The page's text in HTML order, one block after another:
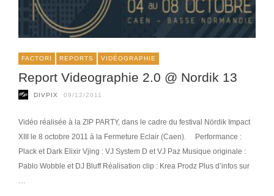
FACTORI REPORTS VIDÉOGRAPHIE
Report Videographie 2.0 @ Nordik 13
DIVPIX 09/12/2011
Vidéo réalisée à la ZIP PARTY, dans le cadre du festival Nördik Impact
XIII le 8 octobre 2011 à la Fermeture Eclair (Caen). Performance :
Plack et Dark Elixir Vjing : VJ System D et VJ Paz Musique originale :
Pablo Wobble et DJ Bluff Réalisation clip : Krea Prodz Plus d’infos sur